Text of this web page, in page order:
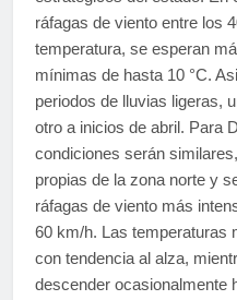
ráfagas de viento entre los
temperatura, se esperan
mínimas de hasta 10 °C.
periodos de lluvias ligeras,
otro a inicios de abril. Para
condiciones serán
propias de la zona norte y
ráfagas de viento más
60 km/h. Las temperaturas
con tendencia al alza,
descender ocasionalmente